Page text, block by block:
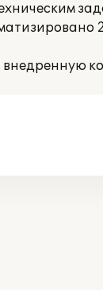
внедренную